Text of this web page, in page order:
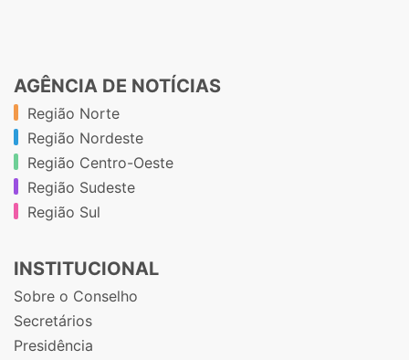
AGÊNCIA DE NOTÍCIAS
Região Norte
Região Nordeste
Região Centro-Oeste
Região Sudeste
Região Sul
INSTITUCIONAL
Sobre o Conselho
Secretários
Presidência